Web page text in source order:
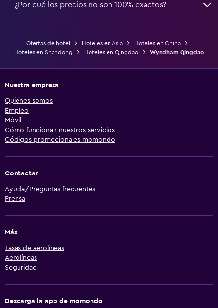
¿Por qué los precios no son 100% exactos?
Ofertas de hotel Hoteles en Asia
Hoteles en China
Hoteles en Shandong
Hoteles en Qingdao Wyndham Qingdao
Nuestra empresa
Quiénes somos
Empleo
Móvil
Cómo funcionan nuestros servicios
Códigos promocionales momondo
Contactar
Ayuda/Preguntas frecuentes
Prensa
Más
Tasas de aerolíneas
Aerolíneas
Seguridad
Descarga la app de momondo